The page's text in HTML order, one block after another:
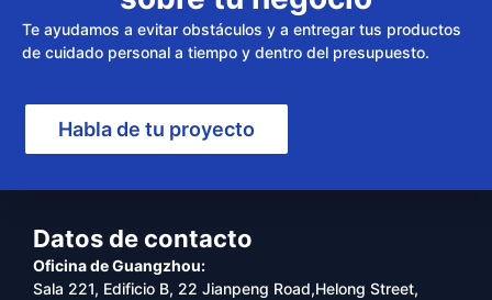
Te ayudamos a evitar obstáculos y a entregar tus productos
de cuidado personal a tiempo y dentro del presupuesto.
Habla de tu proyecto
Datos de contacto
Oficina de Guangzhou:
Sala 221, Edificio B, 22 Jianpeng Road,Helong Street,